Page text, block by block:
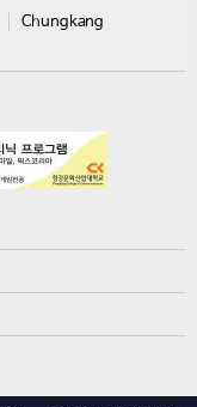
Chungkang